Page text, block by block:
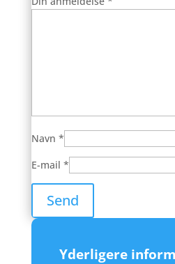
Navn *
E-mail *
Yderligere